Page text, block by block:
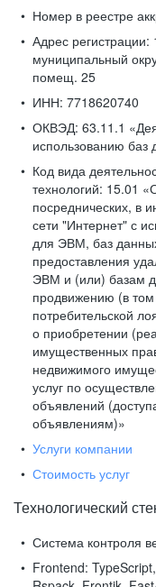
Номер в реестре
Адрес регистрации:
муниципальный
помещ. 25
ИНН: 7718620740
ОКВЭД: 63.11.1
использованию
Код вида
технологий: 15.01
посреднических, в
сети "Интернет" с
для ЭВМ, баз
предоставления
ЭВМ и (или) базам
продвижению (в
потребительской
о приобретении
имущественных
недвижимого
услуг по
объявлений
объявлениям)»
Услуги компании
Стоимость услуг
Технологический
Система контроля
Frontend: